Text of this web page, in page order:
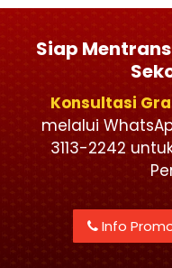
Siap
Konsultasi
melalui
3113-2242
Info